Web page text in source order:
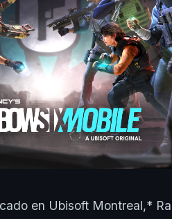
en Ubisoft Montreal,*